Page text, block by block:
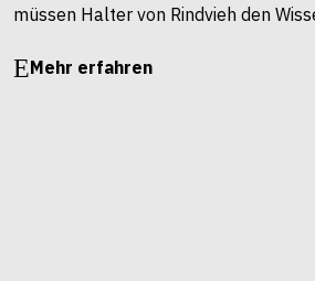
müssen Halter von Rindvieh den
Mehr erfahren